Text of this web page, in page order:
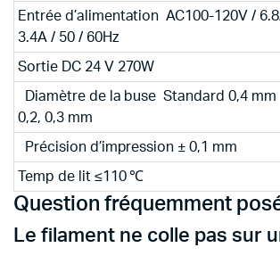
Entrée d’alimentation AC100-120V /
3.4A / 50 / 60Hz
Sortie DC 24 V 270W
Diamètre de la buse Standard 0,4 mm
0,2, 0,3 mm
Précision d’impression ± 0,1 mm
Temp de lit ≤110 ℃
Question fréquemment
Le filament ne colle pas sur